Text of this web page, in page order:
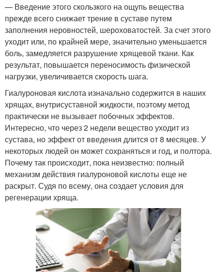
— Введение этого скользкого на ощупь вещества
прежде всего снижает трение в суставе путем
заполнения неровностей, шероховатостей. За счет этого
уходит или, по крайней мере, значительно уменьшается
боль, замедляется разрушение хрящевой ткани. Как
результат, повышается переносимость физической
нагрузки, увеличивается скорость шага.
Гиалуроновая кислота изначально содержится в наших
хрящах, внутрисуставной жидкости, поэтому метод
практически не вызывает побочных эффектов.
Интересно, что через 2 недели вещество уходит из
сустава, но эффект от введения длится от 8 месяцев. У
некоторых людей он может сохраняться и год, и полтора.
Почему так происходит, пока неизвестно: полный
механизм действия гиалуроновой кислоты еще не
раскрыт. Судя по всему, она создает условия для
регенерации хряща.